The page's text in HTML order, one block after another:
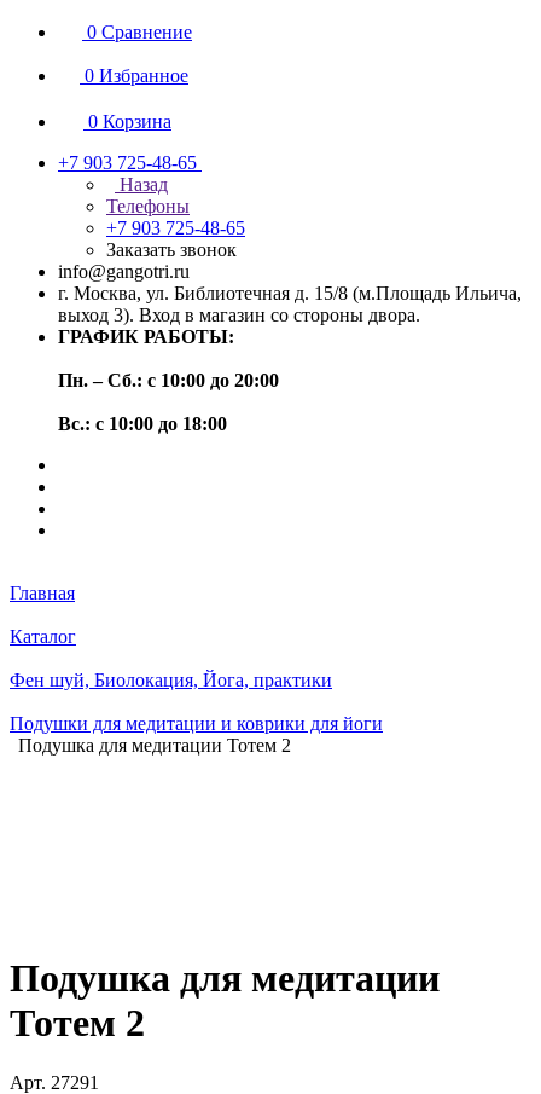
0 Сравнение
0 Избранное
0 Корзина
+7 903 725-48-65
Назад
Телефоны
+7 903 725-48-65
Заказать звонок
info@gangotri.ru
г. Москва, ул. Библиотечная д. 15/8 (м.Площадь Ильича,
выход 3). Вход в магазин со стороны двора.
ГРАФИК РАБОТЫ:
Пн. – Сб.: с 10:00 до 20:00
Вс.: с 10:00 до 18:00
Главная
Каталог
Фен шуй, Биолокация, Йога, практики
Подушки для медитации и коврики для йоги
Подушка для медитации Тотем 2
Подушка для медитации
Тотем 2
Арт. 27291